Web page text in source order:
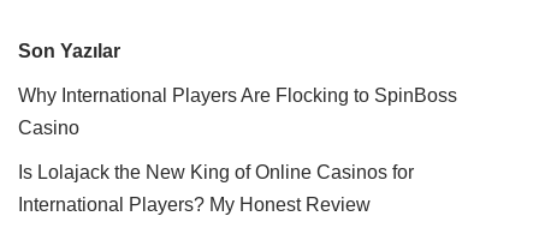
Son Yazılar
Why International Players Are Flocking to SpinBoss
Casino
Is Lolajack the New King of Online Casinos for
International Players? My Honest Review